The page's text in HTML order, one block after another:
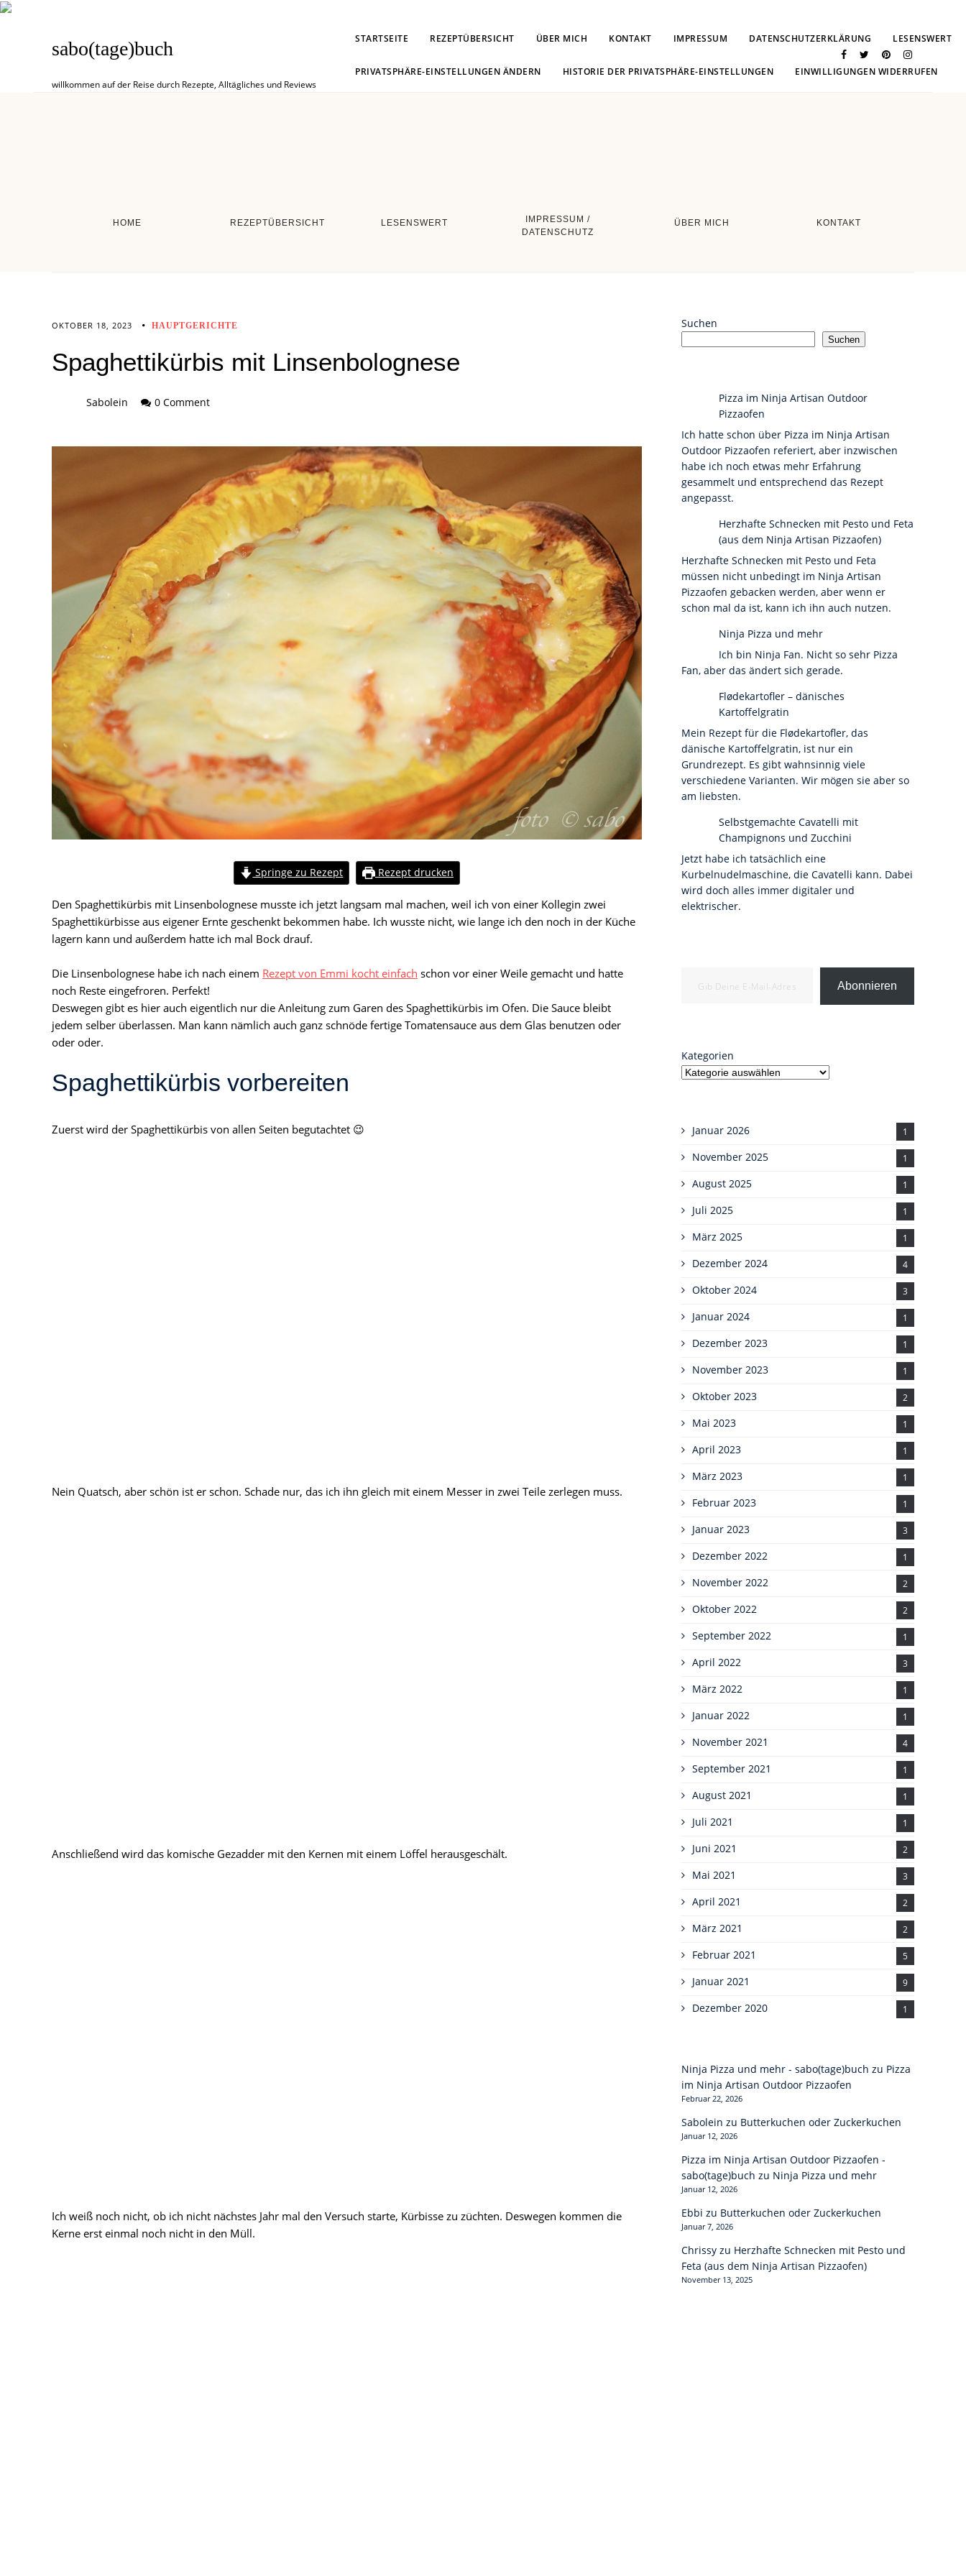
sabo(tage)buch
willkommen auf der Reise durch Rezepte, Alltägliches und Reviews
STARTSEITE REZEPTÜBERSICHT ÜBER MICH KONTAKT IMPRESSUM DATENSCHUTZERKLÄRUNG LESENSWERT
PRIVATSPHÄRE-EINSTELLUNGEN ÄNDERN HISTORIE DER PRIVATSPHÄRE-EINSTELLUNGEN EINWILLIGUNGEN WIDERRUFEN
HOME REZEPTÜBERSICHT LESENSWERT
IMPRESSUM /
DATENSCHUTZ
ÜBER MICH KONTAKT
OKTOBER 18, 2023 HAUPTGERICHTE
Spaghettikürbis mit Linsenbolognese
Sabolein 0 Comment
Springe zu Rezept Rezept drucken
Den Spaghettikürbis mit Linsenbolognese musste ich jetzt langsam mal machen, weil ich von einer Kollegin zwei
Spaghettikürbisse aus eigener Ernte geschenkt bekommen habe. Ich wusste nicht, wie lange ich den noch in der Küche
lagern kann und außerdem hatte ich mal Bock drauf.
Die Linsenbolognese habe ich nach einem Rezept von Emmi kocht einfach schon vor einer Weile gemacht und hatte
noch Reste eingefroren. Perfekt!
Deswegen gibt es hier auch eigentlich nur die Anleitung zum Garen des Spaghettikürbis im Ofen. Die Sauce bleibt
jedem selber überlassen. Man kann nämlich auch ganz schnöde fertige Tomatensauce aus dem Glas benutzen oder
oder oder.
Spaghettikürbis vorbereiten
Zuerst wird der Spaghettikürbis von allen Seiten begutachtet 😉
Nein Quatsch, aber schön ist er schon. Schade nur, das ich ihn gleich mit einem Messer in zwei Teile zerlegen muss.
Anschließend wird das komische Gezadder mit den Kernen mit einem Löffel herausgeschält.
Ich weiß noch nicht, ob ich nicht nächstes Jahr mal den Versuch starte, Kürbisse zu züchten. Deswegen kommen die
Kerne erst einmal noch nicht in den Müll.
Suchen
Suchen
Pizza im Ninja Artisan Outdoor
Pizzaofen
Ich hatte schon über Pizza im Ninja Artisan
Outdoor Pizzaofen referiert, aber inzwischen
habe ich noch etwas mehr Erfahrung
gesammelt und entsprechend das Rezept
angepasst.
Herzhafte Schnecken mit Pesto und Feta
(aus dem Ninja Artisan Pizzaofen)
Herzhafte Schnecken mit Pesto und Feta
müssen nicht unbedingt im Ninja Artisan
Pizzaofen gebacken werden, aber wenn er
schon mal da ist, kann ich ihn auch nutzen.
Ninja Pizza und mehr
Ich bin Ninja Fan. Nicht so sehr Pizza
Fan, aber das ändert sich gerade.
Flødekartofler – dänisches
Kartoffelgratin
Mein Rezept für die Flødekartofler, das
dänische Kartoffelgratin, ist nur ein
Grundrezept. Es gibt wahnsinnig viele
verschiedene Varianten. Wir mögen sie aber so
am liebsten.
Selbstgemachte Cavatelli mit
Champignons und Zucchini
Jetzt habe ich tatsächlich eine
Kurbelnudelmaschine, die Cavatelli kann. Dabei
wird doch alles immer digitaler und
elektrischer.
Abonnieren
Kategorien
Januar 2026 1
November 2025 1
August 2025 1
Juli 2025 1
März 2025 1
Dezember 2024 4
Oktober 2024 3
Januar 2024 1
Dezember 2023 1
November 2023 1
Oktober 2023 2
Mai 2023 1
April 2023 1
März 2023 1
Februar 2023 1
Januar 2023 3
Dezember 2022 1
November 2022 2
Oktober 2022 2
September 2022 1
April 2022 3
März 2022 1
Januar 2022 1
November 2021 4
September 2021 1
August 2021 1
Juli 2021 1
Juni 2021 2
Mai 2021 3
April 2021 2
März 2021 2
Februar 2021 5
Januar 2021 9
Dezember 2020 1
Ninja Pizza und mehr - sabo(tage)buch zu Pizza
im Ninja Artisan Outdoor Pizzaofen
Februar 22, 2026
Sabolein zu Butterkuchen oder Zuckerkuchen
Januar 12, 2026
Pizza im Ninja Artisan Outdoor Pizzaofen -
sabo(tage)buch zu Ninja Pizza und mehr
Januar 12, 2026
Ebbi zu Butterkuchen oder Zuckerkuchen
Januar 7, 2026
Chrissy zu Herzhafte Schnecken mit Pesto und
Feta (aus dem Ninja Artisan Pizzaofen)
November 13, 2025